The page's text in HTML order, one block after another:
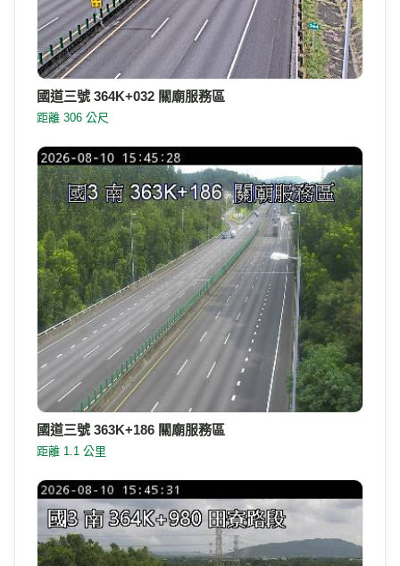
國道三號 364K+032 關廟服務區
距離 306 公尺
國道三號 363K+186 關廟服務區
距離 1.1 公里